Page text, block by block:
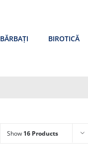
BĂRBAȚI BIROTICĂ
Show 16 Products